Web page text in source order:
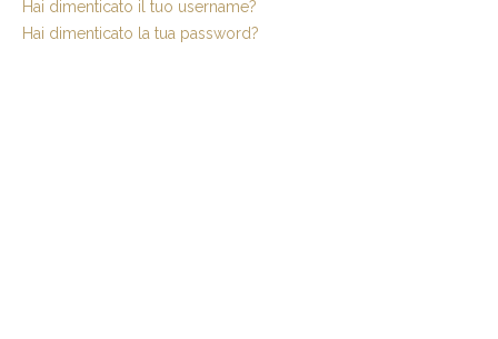
Hai dimenticato il tuo username?
Hai dimenticato la tua password?